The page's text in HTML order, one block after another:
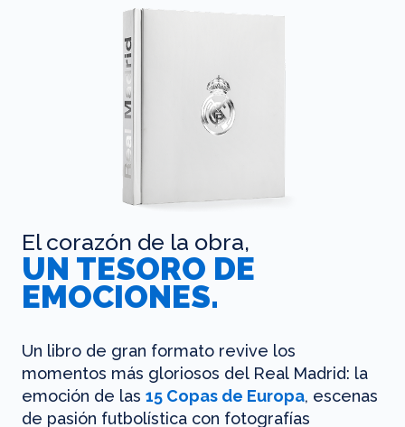
El corazón de la obra,
UN TESORO DE
EMOCIONES.
Un libro de gran formato revive los
momentos más gloriosos del Real Madrid: la
emoción de las 15 Copas de Europa, escenas
de pasión futbolística con fotografías